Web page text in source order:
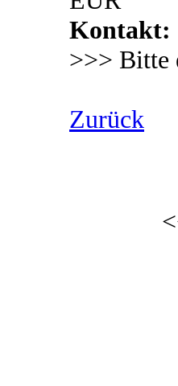
Kontakt:
>>> Bitte
Zurück